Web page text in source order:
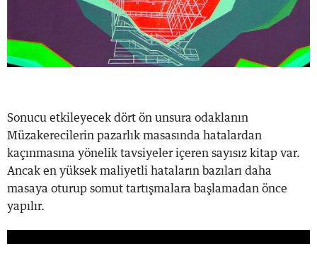
Sonucu etkileyecek dört ön unsura odaklanın
Müzakerecilerin pazarlık masasında hatalardan
kaçınmasına yönelik tavsiyeler içeren sayısız kitap var.
Ancak en yüksek maliyetli hataların bazıları daha
masaya oturup somut tartışmalara başlamadan önce
yapılır.